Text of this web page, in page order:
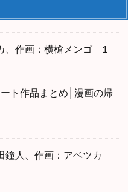
、作画：横槍メンゴ 1
ト作品まとめ│漫画の帰
鐘人、作画：アベツカ